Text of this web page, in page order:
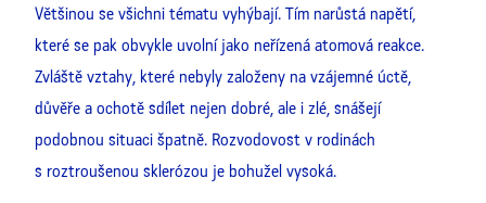
Většinou se všichni tématu vyhýbají. Tím narůstá napětí,
které se pak obvykle uvolní jako neřízená atomová reakce.
Zvláště vztahy, které nebyly založeny na vzájemné úctě,
důvěře a ochotě sdílet nejen dobré, ale i zlé, snášejí
podobnou situaci špatně. Rozvodovost v rodinách
s roztroušenou sklerózou je bohužel vysoká.